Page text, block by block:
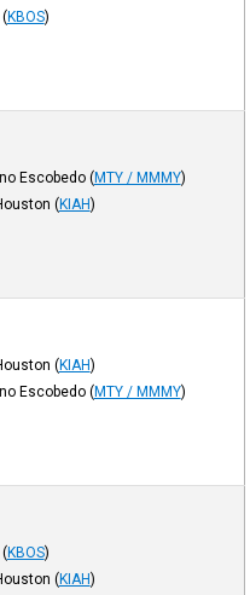
(KBOS)
Escobedo (MTY / MMMY)
(KIAH)
(KIAH)
Escobedo (MTY / MMMY)
(KBOS)
(KIAH)